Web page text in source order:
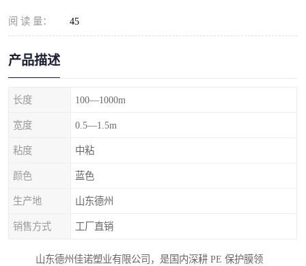
阅 读 量： 45
产品描述
长度 100—1000m
宽度 0.5—1.5m
粘度 中粘
颜色 蓝色
生产地 山东德州
销售方式 工厂直销
山东德州佳诺塑业有限公司，是国内深耕 PE 保护膜领